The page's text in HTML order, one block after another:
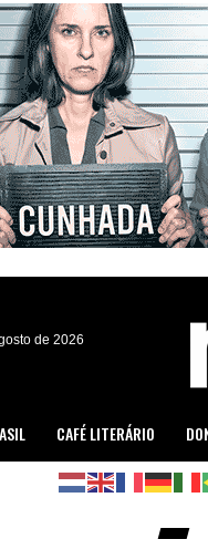
de 2026
CAFÉ LITERÁRIO